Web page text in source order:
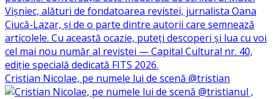
Cristian Nicolae, pe numele lui de scenă @tristian